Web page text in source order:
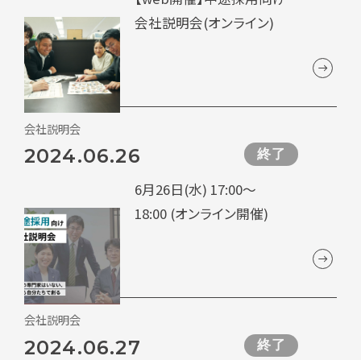
会社説明会(オンライン)
2024.06.26 終了
6月26日(水) 17:00～
18:00 (オンライン開催)
会社説明会
2024.06.27 終了
会社説明会